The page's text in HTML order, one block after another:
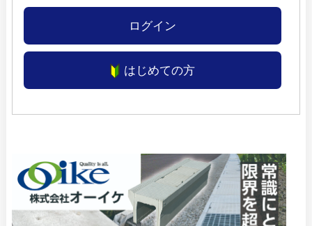
ログイン
はじめての方